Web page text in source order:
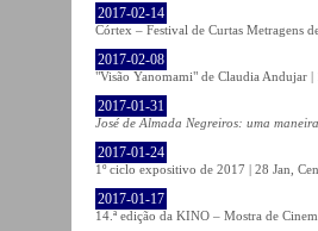
2017-02-14
Córtex – Festival de Curtas Metragens
2017-02-08
"Visão Yanomami" de Claudia
2017-01-31
José de Almada Negreiros: uma
2017-01-24
1º ciclo expositivo de 2017 | 28 Jan,
2017-01-17
14.ª edição da KINO – Mostra de